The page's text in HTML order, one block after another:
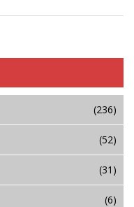
(236)
(52)
(31)
(6)